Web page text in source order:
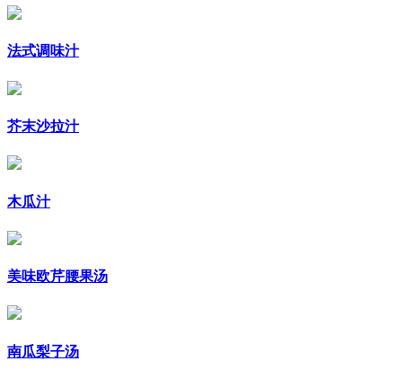
法式调味汁
芥末沙拉汁
木瓜汁
美味欧芹腰果汤
南瓜梨子汤